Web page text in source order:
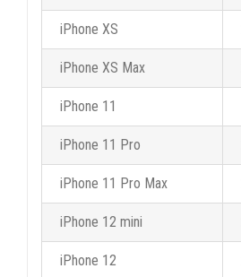
iPhone XS
iPhone XS Max
iPhone 11
iPhone 11 Pro
iPhone 11 Pro Max
iPhone 12 mini
iPhone 12